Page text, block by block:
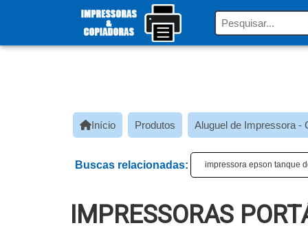
Início Produtos Aluguel de Impressora -
Buscas relacionadas: impressora epson tanque
IMPRESSORAS